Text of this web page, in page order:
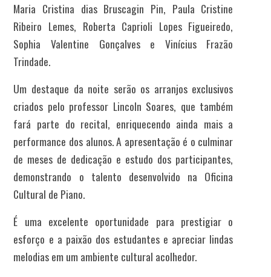
Maria Cristina dias Bruscagin Pin, Paula Cristine
Ribeiro Lemes, Roberta Caprioli Lopes Figueiredo,
Sophia Valentine Gonçalves e Vinícius Frazão
Trindade.
Um destaque da noite serão os arranjos exclusivos
criados pelo professor Lincoln Soares, que também
fará parte do recital, enriquecendo ainda mais a
performance dos alunos. A apresentação é o culminar
de meses de dedicação e estudo dos participantes,
demonstrando o talento desenvolvido na Oficina
Cultural de Piano.
É uma excelente oportunidade para prestigiar o
esforço e a paixão dos estudantes e apreciar lindas
melodias em um ambiente cultural acolhedor.